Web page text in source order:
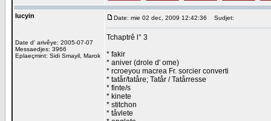
lucyin
Date d' arivêye: 2005-07-07
Messaedjes: 3966
Eplaeçmint: Sidi Smayil, Marok
Date: mie 02 dec, 2009 12:42:36 Sudjet:
Tchaptrê l° 3
* fakir
* aniver (drole d' ome)
* rcroeyou macrea Fr. sorcier converti
* tatår/tatåre; Tatår / Tatårresse
* finte/s
* kinete
* stitchon
* tåvlete